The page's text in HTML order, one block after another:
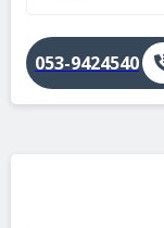
053-9424540